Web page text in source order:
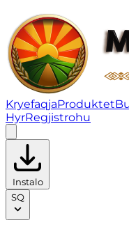
Овошје и грозје |
KryefaqjaProduktet
HyrRegjistrohu
Instalo
SQ